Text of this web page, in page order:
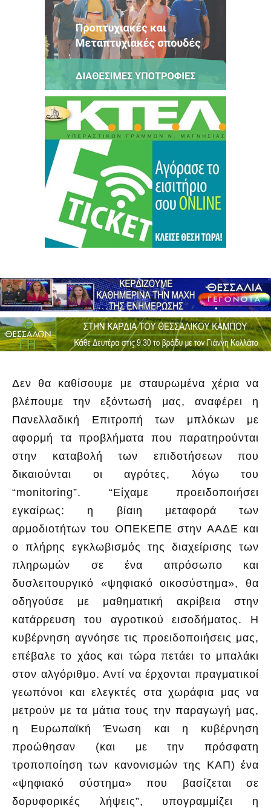
Δεν θα καθίσουμε με σταυρωμένα χέρια να
βλέπουμε την εξόντωσή μας, αναφέρει η
Πανελλαδική Επιτροπή των μπλόκων με
αφορμή τα προβλήματα που παρατηρούνται
στην καταβολή των επιδοτήσεων που
δικαιούνται οι αγρότες, λόγω του
“monitoring”. “Είχαμε προειδοποιήσει
εγκαίρως: η βίαιη μεταφορά των
αρμοδιοτήτων του ΟΠΕΚΕΠΕ στην ΑΑΔΕ και
ο πλήρης εγκλωβισμός της διαχείρισης των
πληρωμών σε ένα απρόσωπο και
δυσλειτουργικό «ψηφιακό οικοσύστημα», θα
οδηγούσε με μαθηματική ακρίβεια στην
κατάρρευση του αγροτικού εισοδήματος. Η
κυβέρνηση αγνόησε τις προειδοποιήσεις μας,
επέβαλε το χάος και τώρα πετάει το μπαλάκι
στον αλγόριθμο. Αντί να έρχονται πραγματικοί
γεωπόνοι και ελεγκτές στα χωράφια μας να
μετρούν με τα μάτια τους την παραγωγή μας,
η Ευρωπαϊκή Ένωση και η κυβέρνηση
προώθησαν (και με την πρόσφατη
τροποποίηση των κανονισμών της ΚΑΠ) ένα
«ψηφιακό σύστημα» που βασίζεται σε
δορυφορικές λήψεις”, υπογραμμίζει η